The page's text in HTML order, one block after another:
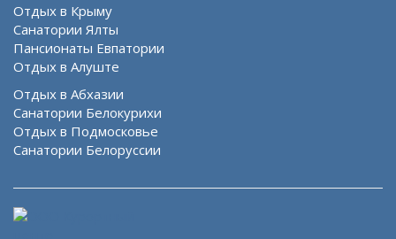
Отдых в Крыму
Санатории Ялты
Пансионаты Евпатории
Отдых в Алуште
Отдых в Абхазии
Санатории Белокурихи
Отдых в Подмосковье
Санатории Белоруссии